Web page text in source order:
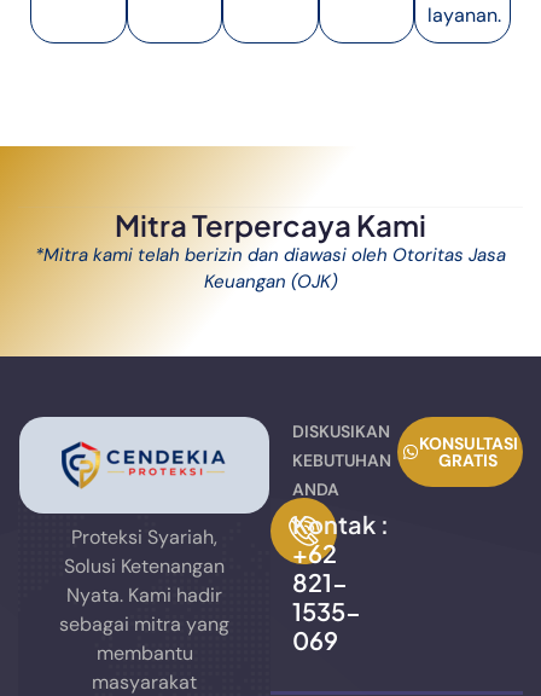
layanan.
Mitra Terpercaya Kami
*Mitra kami telah berizin dan diawasi oleh Otoritas Jasa
Keuangan (OJK)
Proteksi Syariah,
Solusi Ketenangan
Nyata. Kami hadir
sebagai mitra yang
membantu
masyarakat
DISKUSIKAN
KEBUTUHAN
ANDA
Kontak :
+62
821-
1535-
069
KONSULTASI
GRATIS